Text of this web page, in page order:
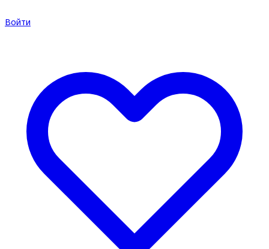
Войти